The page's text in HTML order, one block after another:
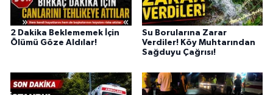
2 Dakika Beklememek İçin
Ölümü Göze Aldılar!
Su Borularına Zarar
Verdiler! Köy Muhtarından
Sağduyu Çağrısı!